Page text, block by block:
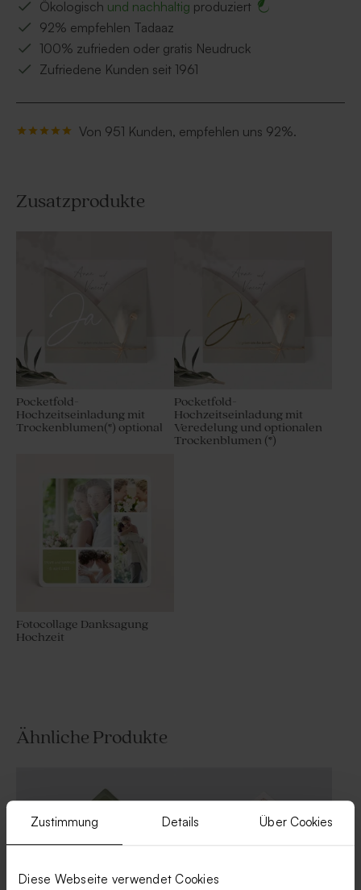
Zustimmung Details Über Cookies
Diese Webseite verwendet Cookies
Ökologisch und nachhaltig produziert
92% empfehlen Tadaaz
100% zufrieden oder gratis Neudruck
Zufriedene Kunden seit 1961
Von 951 Kunden, empfehlen uns 92%.
Zusatzprodukte
Pocketfold-
Hochzeitseinladung mit
Trockenblumen(*) optional
Pocketfold-
Hochzeitseinladung mit
Veredelung und optionalen
Trockenblumen (*)
Fotocollage Danksagung
Hochzeit
Ähnliche Produkte